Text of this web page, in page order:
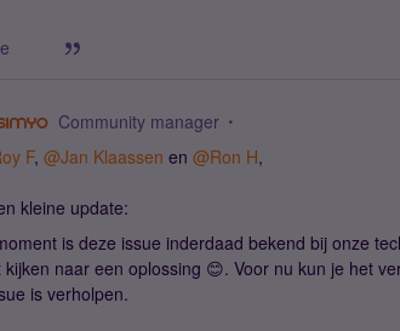
Community manager
F, @Jan Klaassen en @Ron H,
kleine update:
is deze issue inderdaad bekend bij onze
kijken naar een oplossing 😊. Voor nu kun je het
is verholpen.